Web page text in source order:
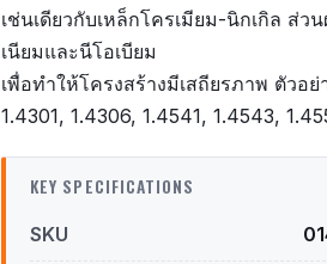
เช่นเดียวกับเหล็กโครเมียม-นิกเกิล ส่ว
เนียมและนีโอเบียม
เพื่อทำให้โครงสร้างมีเสถียรภาพ ตัวอ
1.4301, 1.4306, 1.4541, 1.4543,
KEY SPECIFICATIONS
SKU